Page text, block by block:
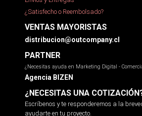
¿Satisfecho o Reembolsado?
VENTAS MAYORISTAS
distribucion@outcompany.cl
PARTNER
¿Necesitas ayuda en Marketing Digital -
Agencia BIZEN
¿NECESITAS UNA
Escríbenos y te responderemos a la
ayudarte en tu proyecto.